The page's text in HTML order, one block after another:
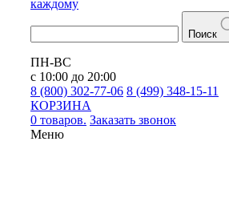
каждому
Поиск
ПН-ВС
с 10:00 до 20:00
8 (800) 302-77-06 8 (499) 348-15-11
КОРЗИНА
0 товаров. Заказать звонок
Меню